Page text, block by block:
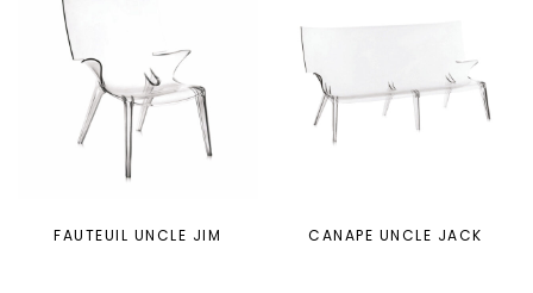
FAUTEUIL UNCLE JIM CANAPE UNCLE JACK